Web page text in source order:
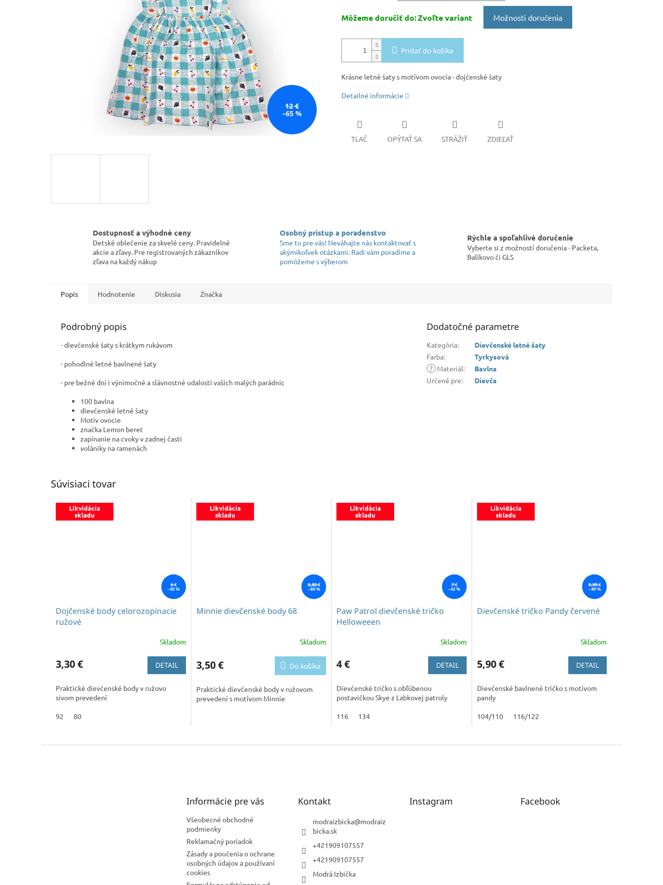
12 €
–65 %
Môžeme doručiť do:Zvoľte variant Možnosti doručenia
Pridať do košíka
Krásne letné šaty s motívom ovocia - dojčenské šaty
Detailné informácie
TLAČ OPÝTAŤ SA STRÁŽIŤ ZDIEĽAŤ
Dostupnosť a výhodné ceny
Detské oblečenie za skvelé ceny. Pravidelné
akcie a zľavy. Pre registrovaných zákazníkov
zľava na každý nákup
Osobný prístup a poradenstvo
Sme tu pre vás! Neváhajte nás kontaktovať s
akýmikoľvek otázkami. Radi vám poradíme a
pomôžeme s výberom
Rýchle a spoľahlivé doručenie
Vyberte si z možností doručenia - Packeta,
Balíkovo či GLS
Popis Hodnotenie Diskusia Značka
Podrobný popis
- dievčenské šaty s krátkym rukávom
- pohodlné letné bavlnené šaty
- pre bežné dni i výnimočné a slávnostné udalosti vašich malých parádnic
100 bavlna
dievčenské letné šaty
Motív ovocie
značka Lemon beret
zapínanie na cvoky v zadnej časti
volániky na ramenách
Dodatočné parametre
Kategória:
Dievčenské letné šaty
Farba:
Tyrkysová
? Materiál:
Bavlna
Určené pre: Dievča
Súvisiaci tovar
Likvidácia
skladu
6 €
–45 %
Dojčenské body celorozopínacie
ružové
Skladom
3,30 € DETAIL
Praktické dievčenské body v ružovo
sivom prevedení
92 80
Likvidácia
skladu
8,80 €
–60 %
Minnie dievčenské body 68
Skladom
3,50 € Do košíka
Praktické dievčenské body v ružovom
prevedení s motívom Minnie
Likvidácia
skladu
7 €
–42 %
Paw Patrol dievčenské tričko
Helloweeen
Skladom
4 € DETAIL
Dievčenské tričko s obľúbenou
postavičkou Skye z Labkovej patroly
116 134
Likvidácia
skladu
9,90 €
–40 %
Dievčenské tričko Pandy červené
Skladom
5,90 € DETAIL
Dievčenské bavlnené tričko s motívom
pandy
104/110 116/122
Informácie pre vás
Všeobecné obchodné
podmienky
Reklamačný poriadok
Zásady a poučenia o ochrane
osobných údajov a používaní
cookies
Kontakt
modraizbicka@modraiz
bicka.sk
+421909107557
+421909107557
Modrá Izbička
Instagram Facebook